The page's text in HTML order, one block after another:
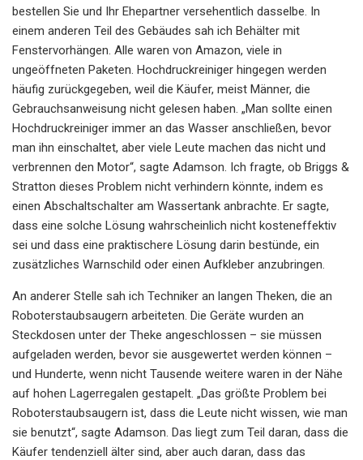
bestellen Sie und Ihr Ehepartner versehentlich dasselbe. In
einem anderen Teil des Gebäudes sah ich Behälter mit
Fenstervorhängen. Alle waren von Amazon, viele in
ungeöffneten Paketen. Hochdruckreiniger hingegen werden
häufig zurückgegeben, weil die Käufer, meist Männer, die
Gebrauchsanweisung nicht gelesen haben. „Man sollte einen
Hochdruckreiniger immer an das Wasser anschließen, bevor
man ihn einschaltet, aber viele Leute machen das nicht und
verbrennen den Motor“, sagte Adamson. Ich fragte, ob Briggs &
Stratton dieses Problem nicht verhindern könnte, indem es
einen Abschaltschalter am Wassertank anbrachte. Er sagte,
dass eine solche Lösung wahrscheinlich nicht kosteneffektiv
sei und dass eine praktischere Lösung darin bestünde, ein
zusätzliches Warnschild oder einen Aufkleber anzubringen.
An anderer Stelle sah ich Techniker an langen Theken, die an
Roboterstaubsaugern arbeiteten. Die Geräte wurden an
Steckdosen unter der Theke angeschlossen – sie müssen
aufgeladen werden, bevor sie ausgewertet werden können –
und Hunderte, wenn nicht Tausende weitere waren in der Nähe
auf hohen Lagerregalen gestapelt. „Das größte Problem bei
Roboterstaubsaugern ist, dass die Leute nicht wissen, wie man
sie benutzt“, sagte Adamson. Das liegt zum Teil daran, dass die
Käufer tendenziell älter sind, aber auch daran, dass das